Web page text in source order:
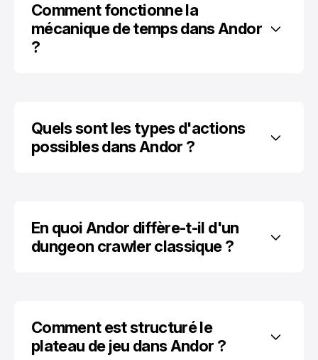
Comment fonctionne la
mécanique de temps dans Andor
?
Quels sont les types d'actions
possibles dans Andor ?
En quoi Andor diffère-t-il d'un
dungeon crawler classique ?
Comment est structuré le
plateau de jeu dans Andor ?